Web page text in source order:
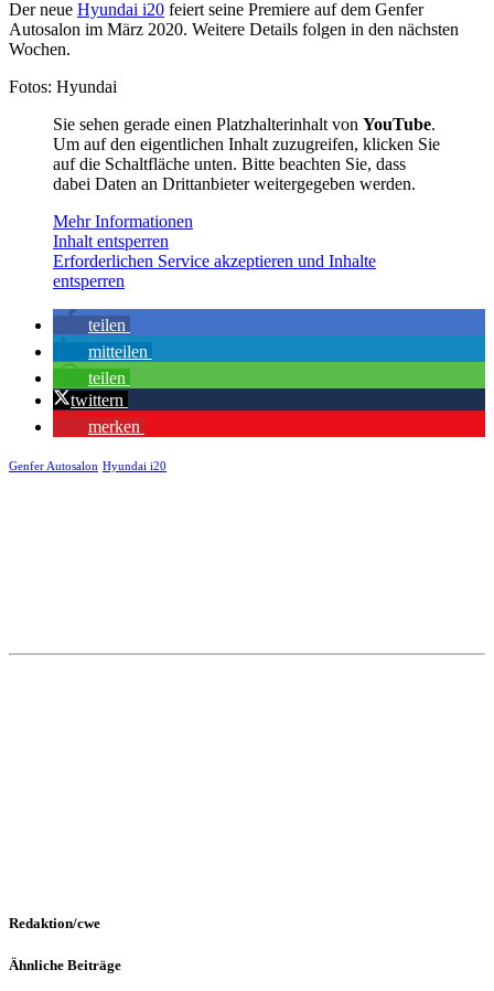
Der neue Hyundai i20 feiert seine Premiere auf dem Genfer
Autosalon im März 2020. Weitere Details folgen in den nächsten
Wochen.
Fotos: Hyundai
Sie sehen gerade einen Platzhalterinhalt von YouTube.
Um auf den eigentlichen Inhalt zuzugreifen, klicken Sie
auf die Schaltfläche unten. Bitte beachten Sie, dass
dabei Daten an Drittanbieter weitergegeben werden.
Mehr Informationen
Inhalt entsperren
Erforderlichen Service akzeptieren und Inhalte
entsperren
teilen
mitteilen
teilen
twittern
merken
Genfer Autosalon Hyundai i20
Redaktion/cwe
Ähnliche Beiträge